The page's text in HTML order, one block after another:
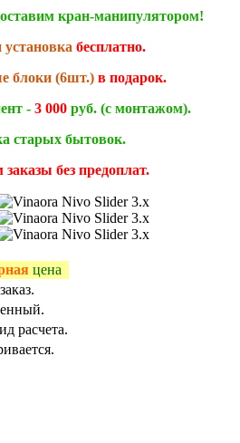
кран-манипулятором!
установка бесплатно.
блоки (6шт.) в подарок.
- 3 000руб.(с монтажом).
старых бытовок.
без предоплат.
цена
расчета.